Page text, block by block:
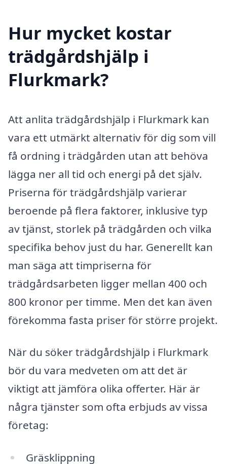
Hur mycket kostar
trädgårdshjälp i
Flurkmark?
Att anlita trädgårdshjälp i Flurkmark kan
vara ett utmärkt alternativ för dig som vill
få ordning i trädgården utan att behöva
lägga ner all tid och energi på det själv.
Priserna för trädgårdshjälp varierar
beroende på flera faktorer, inklusive typ
av tjänst, storlek på trädgården och vilka
specifika behov just du har. Generellt kan
man säga att timpriserna för
trädgårdsarbeten ligger mellan 400 och
800 kronor per timme. Men det kan även
förekomma fasta priser för större projekt.
När du söker trädgårdshjälp i Flurkmark
bör du vara medveten om att det är
viktigt att jämföra olika offerter. Här är
några tjänster som ofta erbjuds av vissa
företag:
Gräsklippning